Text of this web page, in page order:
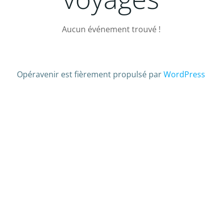
Aucun événement trouvé !
Opéravenir est fièrement propulsé parWordPress